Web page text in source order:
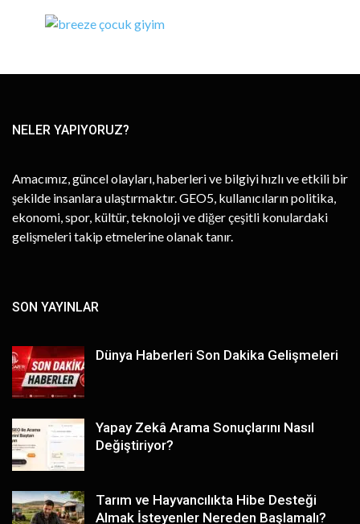
NELER YAPIYORUZ?
Amacımız, güncel olayları, haberleri ve bilgiyi hızlı ve etkili bir
şekilde insanlara ulaştırmaktır. GEO5, kullanıcıların politika,
ekonomi, spor, kültür, teknoloji ve diğer çeşitli konulardaki
gelişmeleri takip etmelerine olanak tanır.
SON YAYINLAR
Dünya Haberleri Son Dakika Gelişmeleri
Yapay Zekâ Arama Sonuçlarını Nasıl
Değiştiriyor?
Tarım ve Hayvancılıkta Hibe Desteği
Almak İsteyenler Nereden Başlamalı?